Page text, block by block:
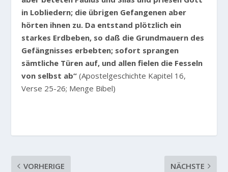
in Lobliedern; die übrigen Gefangenen aber
hörten ihnen zu. Da entstand plötzlich ein
starkes Erdbeben, so daß die Grundmauern des
Gefängnisses erbebten; sofort sprangen
sämtliche Türen auf, und allen fielen die Fesseln
von selbst ab“ (Apostelgeschichte Kapitel 16,
Verse 25-26; Menge Bibel)
VORHERIGE NÄCHSTE